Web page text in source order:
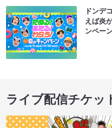
ドンデ
えば炎
ンペー
ライブ配信チケッ